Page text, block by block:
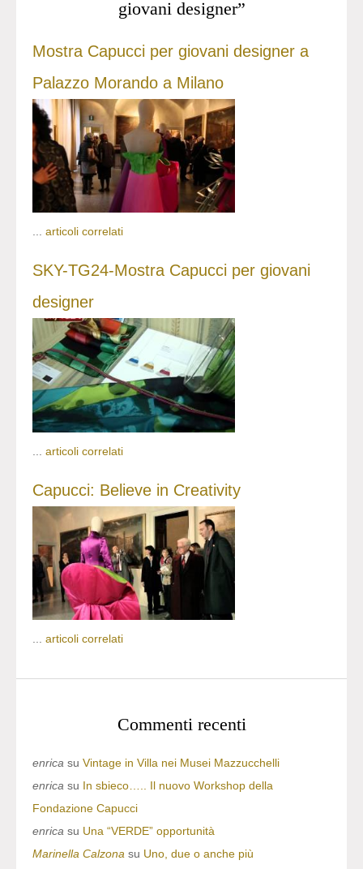
giovani designer”
Mostra Capucci per giovani designer a
Palazzo Morando a Milano
... articoli correlati
SKY-TG24-Mostra Capucci per giovani
designer
articoli correlati
Capucci: Believe in Creativity
... articoli correlati
Commenti recenti
enrica su Vintage in Villa nei Musei Mazzucchelli
enrica su In sbieco….. Il nuovo Workshop della
Fondazione Capucci
enrica su Una “VERDE” opportunità
Marinella Calzona su Uno, due o anche più